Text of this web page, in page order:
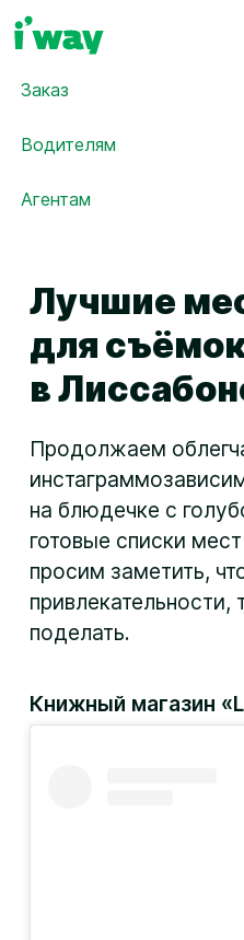
Заказ
Водителям
Агентам
Лучшие
для
в
Продолжаем
на блюдечке с
готовые списки
просим заметить,
привлекательности,
поделать.
Книжный магазин